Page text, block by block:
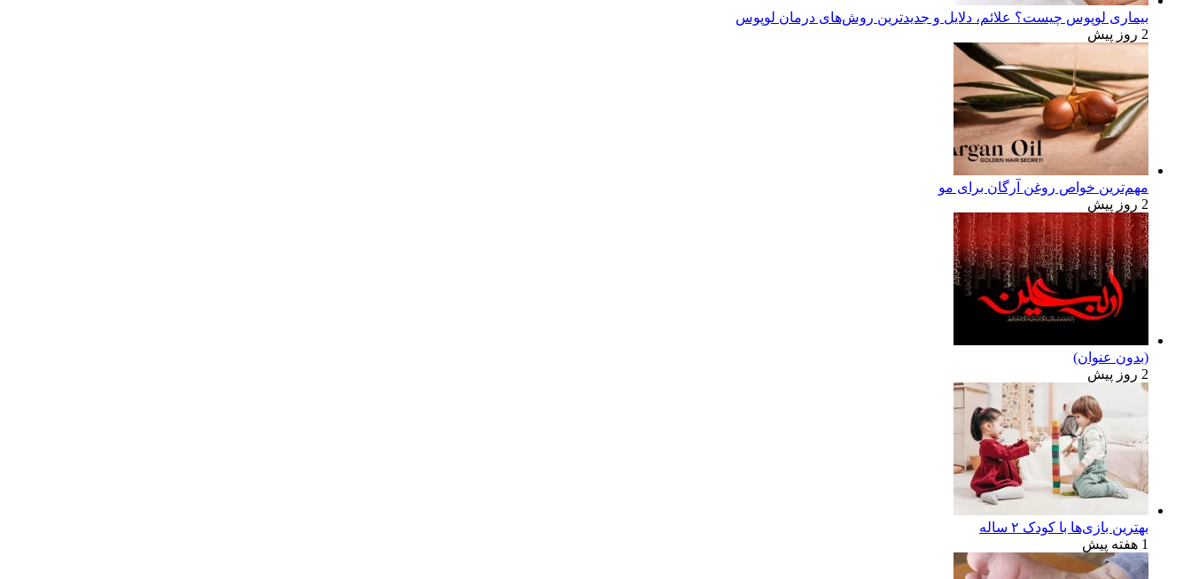
بیماری لوپوس چیست؟ علائم، دلایل و جدیدترین روش‌های درمان لوپوس
2 روز پیش
مهم‌ترین خواص روغن آرگان برای مو
2 روز پیش
(بدون عنوان)
2 روز پیش
بهترین بازی‌ها با کودک ۲ ساله
1 هفته پیش